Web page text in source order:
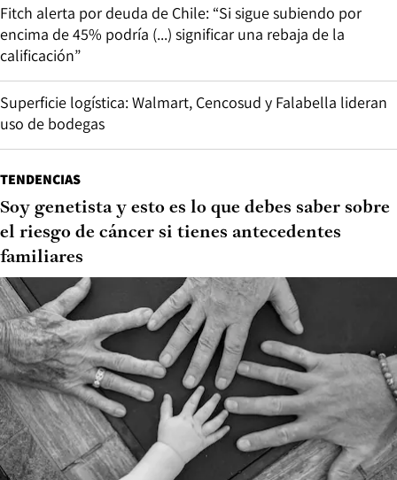
Fitch alerta por deuda de Chile: “Si sigue subiendo por
encima de 45% podría (...) significar una rebaja de la
calificación”
Superficie logística: Walmart, Cencosud y Falabella lideran
uso de bodegas
TENDENCIAS
Soy genetista y esto es lo que debes saber sobre
el riesgo de cáncer si tienes antecedentes
familiares